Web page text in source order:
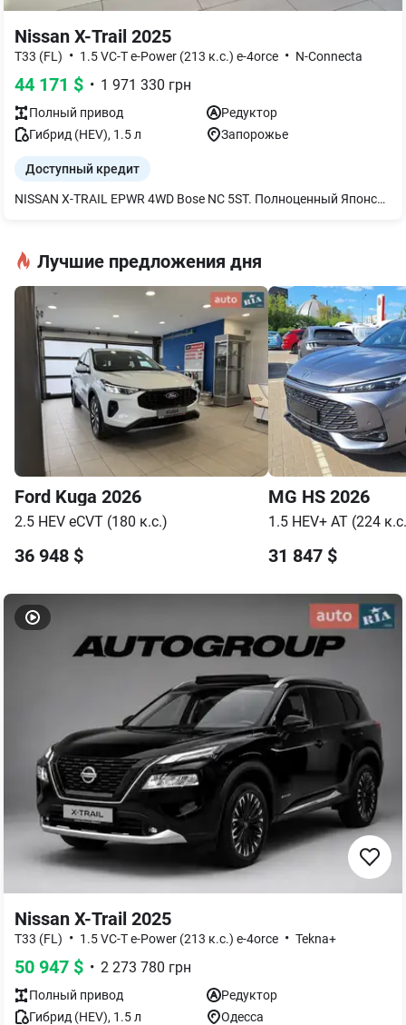
Nissan X-Trail 2025
T33 (FL) • 1.5 VC-T e-Power (213 к.с.) e-4orce • N-Connecta
44 171 $ • 1 971 330 грн
Полный привод
Редуктор
Гибрид (HEV), 1.5л Запорожье
Доступный кредит
NISSAN X-TRAIL EPWR 4WD Bose NC 5ST. Полноценный Японский кроссовер 213 л.с., экономичный в городе 5,1-5,7л, быстрый 7,0с от 0-100км, полноприводный e-Force . Ждем ВАС.
Лучшие предложения дня
Ford Kuga 2026
2.5 HEV eCVT (180 к.с.)
36 948 $
MG HS 2026
1.5 HEV+ AT (224
31 847 $
Nissan X-Trail 2025
T33 (FL) • 1.5 VC-T e-Power (213 к.с.) e-4orce • Tekna+
50 947 $ • 2 273 780 грн
Полный привод
Редуктор
Гибрид (HEV), 1.5л Одесса